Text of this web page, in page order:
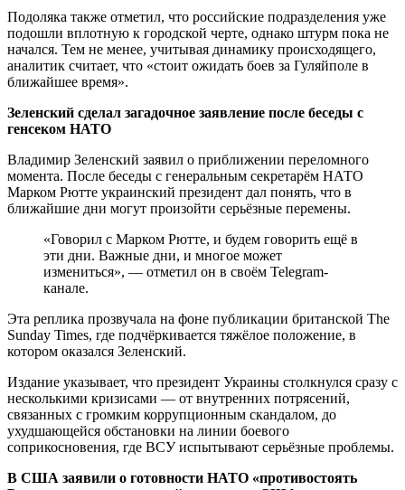
Подоляка также отметил, что российские подразделения уже
подошли вплотную к городской черте, однако штурм пока не
начался. Тем не менее, учитывая динамику происходящего,
аналитик считает, что «стоит ожидать боев за Гуляйполе в
ближайшее время».
Зеленский сделал загадочное заявление после беседы с
генсеком НАТО
Владимир Зеленский заявил о приближении переломного
момента. После беседы с генеральным секретарём НАТО
Марком Рютте украинский президент дал понять, что в
ближайшие дни могут произойти серьёзные перемены.
«Говорил с Марком Рютте, и будем говорить ещё в
эти дни. Важные дни, и многое может
измениться», — отметил он в своём Telegram-
канале.
Эта реплика прозвучала на фоне публикации британской The
Sunday Times, где подчёркивается тяжёлое положение, в
котором оказался Зеленский.
Издание указывает, что президент Украины столкнулся сразу с
несколькими кризисами — от внутренних потрясений,
связанных с громким коррупционным скандалом, до
ухудшающейся обстановки на линии боевого
соприкосновения, где ВСУ испытывают серьёзные проблемы.
В США заявили о готовности НАТО «противостоять